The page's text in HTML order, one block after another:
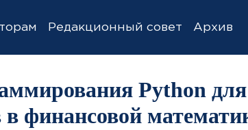
Редакционный совет Архив
Python для
финансовой